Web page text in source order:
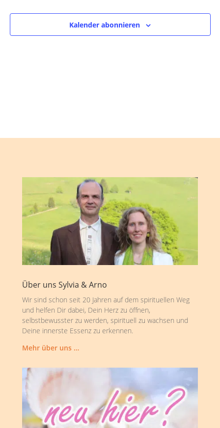
Kalender abonnieren
Über uns Sylvia & Arno
Wir sind schon seit 20 Jahren auf dem spirituellen Weg
und helfen Dir dabei, Dein Herz zu öffnen,
selbstbewusster zu werden, spirituell zu wachsen und
Deine innerste Essenz zu erkennen.
Mehr über uns …